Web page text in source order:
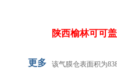
更多
陕西榆林可可
该气膜仓表面积为